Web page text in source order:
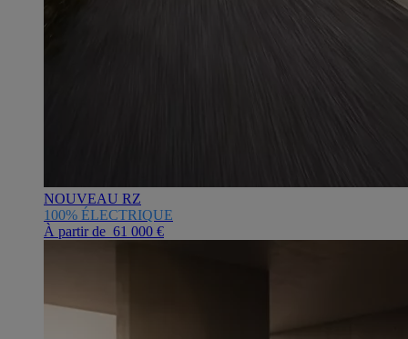
NOUVEAU RZ
100% ÉLECTRIQUE
À partir de 61 000 €